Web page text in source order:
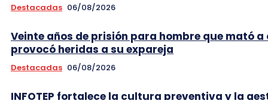
Destacadas 06/08/2026
Veinte años de prisión para hombre que mató a
provocó heridas a su expareja
Destacadas 06/08/2026
INFOTEP fortalece la cultura preventiva y la